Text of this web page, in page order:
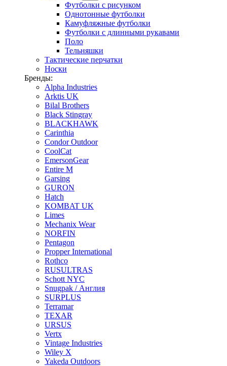
Футболки с рисунком
Однотонные футболки
Камуфляжные футболки
Футболки с длинными рукавами
Поло
Тельняшки
Тактические перчатки
Носки
Бренды:
Alpha Industries
Arktis UK
Bilal Brothers
Black Stingray
BLACKHAWK
Carinthia
Condor Outdoor
CoolCat
EmersonGear
Entire M
Garsing
GURON
Hatch
KOMBAT UK
Limes
Mechanix Wear
NORFIN
Pentagon
Propper International
Rothco
RUSULTRAS
Schott NYC
Snugpak / Англия
SURPLUS
Terramar
TEXAR
URSUS
Vertx
Vintage Industries
Wiley X
Yakeda Outdoors